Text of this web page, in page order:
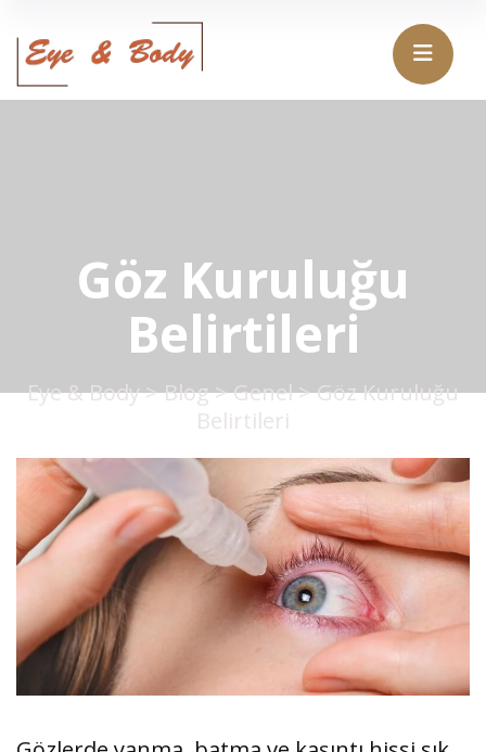
Göz Kuruluğu
Belirtileri
Eye & Body>Blog>Genel>Göz Kuruluğu
Belirtileri